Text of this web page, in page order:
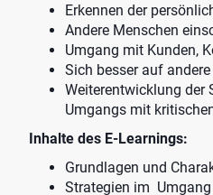
Erkennen der
Andere Menschen
Umgang mit Kunden,
Sich besser auf
Weiterentwicklung der
Umgangs mit
Inhalte des E-Learnings:
Grundlagen und
Strategien im